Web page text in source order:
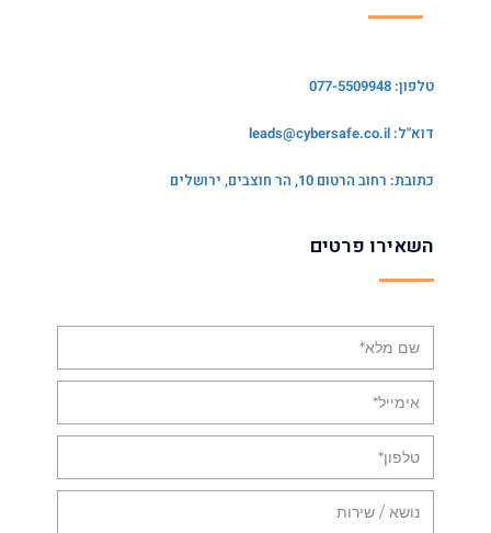
טלפון: 077-5509948
דוא"ל:leads@cybersafe.co.il
כתובת: רחוב הרטום 10, הר חוצבים, ירושלים
השאירו פרטים